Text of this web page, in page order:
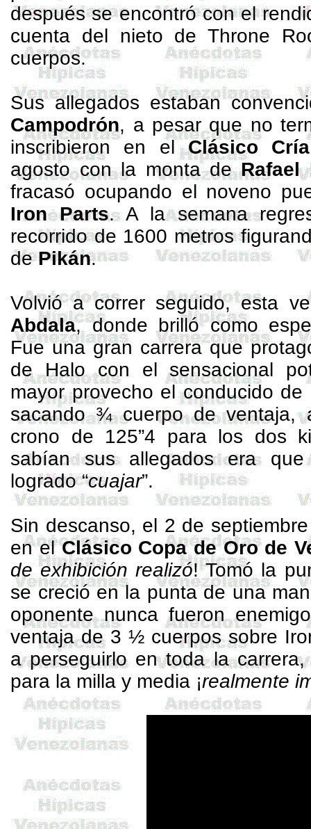
después se encontró con el
cuenta del nieto deThrone
cuerpos.
Sus allegados estaban
Campodrón, a pesar que no
inscribieron en elClásico
agosto con la monta deRafael
fracasó ocupando el noveno
Iron
Parts. A la semana
recorrido de 1600 metros
dePikán.
Volvió a correr seguido, esta
Abdala, donde brilló como
Fue una gran carrera que
de Halo con el sensacional
mayor provecho el conducido de
sacando ¾ cuerpo de ventaja,
crono de 125”4 para los dos
sabían sus allegados era
logrado “cuajar”.
Sin descanso, el 2 de
en elClásico Copa de Oro de
de exhibición realizó! Tomó la
se creció en la punta de una
oponente nunca fueron
ventaja de 3 ½ cuerpos sobre
a perseguirlo en toda la carrera,
para la milla y media ¡realmente